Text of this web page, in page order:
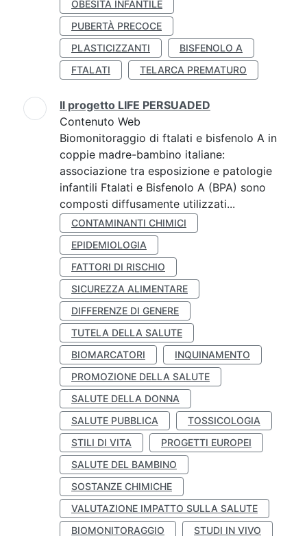
OBESITÀ INFANTILE
PUBERTÀ PRECOCE
PLASTICIZZANTI
BISFENOLO A
FTALATI
TELARCA PREMATURO
Il progetto LIFE PERSUADED
Contenuto Web
Biomonitoraggio di ftalati e bisfenolo A in
coppie madre-bambino italiane:
associazione tra esposizione e patologie
infantili Ftalati e Bisfenolo A (BPA) sono
composti diffusamente utilizzati...
CONTAMINANTI CHIMICI
EPIDEMIOLOGIA
FATTORI DI RISCHIO
SICUREZZA ALIMENTARE
DIFFERENZE DI GENERE
TUTELA DELLA SALUTE
BIOMARCATORI
INQUINAMENTO
PROMOZIONE DELLA SALUTE
SALUTE DELLA DONNA
SALUTE PUBBLICA
TOSSICOLOGIA
STILI DI VITA
PROGETTI EUROPEI
SALUTE DEL BAMBINO
SOSTANZE CHIMICHE
VALUTAZIONE IMPATTO SULLA SALUTE
BIOMONITORAGGIO
STUDI IN VIVO